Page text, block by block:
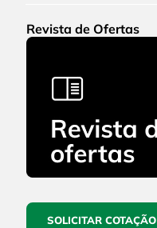
Revista de Ofertas
SOLICITAR COTAÇÃO